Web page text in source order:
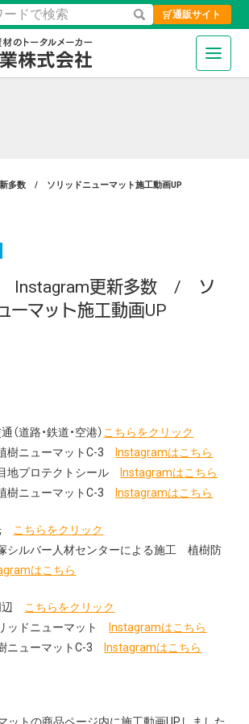
検索 通販サイト
緑化・鋼業資材のトータルメ
多数 / ソリッドニューマット施工動画UP
Instagram更新多数 / ソ
ーマット施工動画UP
道路・鉄道・空港） こちらをクリック
ニューマットC-3
Instagramはこちら
地プロテクトシール
Instagramはこちら
ニューマットC-3
Instagramはこちら
こちらをクリック
シルバー人材センターによる施工 植樹防
はこちら
辺 こちらをクリック
ッドニューマット
Instagramはこちら
ニューマットC-3
Instagramはこちら